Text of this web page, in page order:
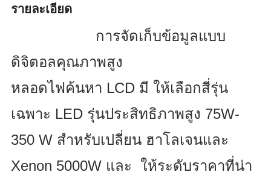
รายละเอียด
การจัดเก็บข้อมูลแบบ
ดิจิตอลคุณภาพสูง
หลอดไฟค้นหา LCD มี ให้เลือกสี่รุ่น
เฉพาะ LED รุ่นประสิทธิภาพสูง 75W-
350 W สำหรับเปลี่ยน ฮาโลเจนและ
Xenon 5000W และ ให้ระดับราคาที่น่า